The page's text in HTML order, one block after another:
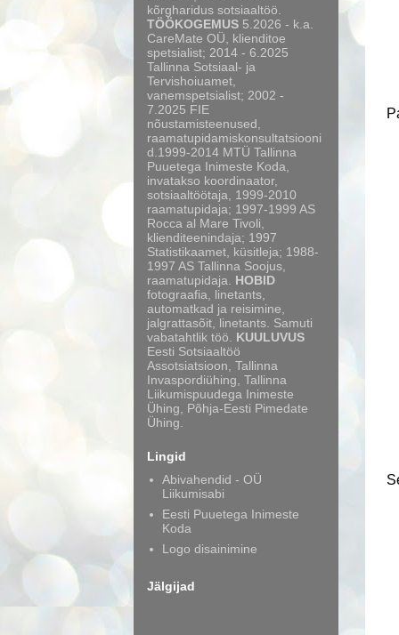
kõrgharidus sotsiaaltöö.
TÖÖKOGEMUS 5.2026 - k.a.
CareMate OÜ, klienditoe
spetsialist; 2014 - 6.2025
Tallinna Sotsiaal- ja
Tervishoiuamet,
vanemspetsialist; 2002 -
7.2025 FIE
nõustamisteenused,
raamatupidamiskonsultatsiooni
d.1999-2014 MTÜ Tallinna
Puuetega Inimeste Koda,
invatakso koordinaator,
sotsiaaltöötaja, 1999-2010
raamatupidaja; 1997-1999 AS
Rocca al Mare Tivoli,
klienditeenindaja; 1997
Statistikaamet, küsitleja; 1988-
1997 AS Tallinna Soojus,
raamatupidaja. HOBID
fotograafia, linetants,
automatkad ja reisimine,
jalgrattasõit, linetants. Samuti
vabatahtlik töö. KUULUVUS
Eesti Sotsiaaltöö
Assotsiatsioon, Tallinna
Invaspordiühing, Tallinna
Liikumispuudega Inimeste
Ühing, Põhja-Eesti Pimedate
Ühing.
Lingid
Abivahendid - OÜ
Liikumisabi
Eesti Puuetega Inimeste
Koda
Logo disainimine
Jälgijad